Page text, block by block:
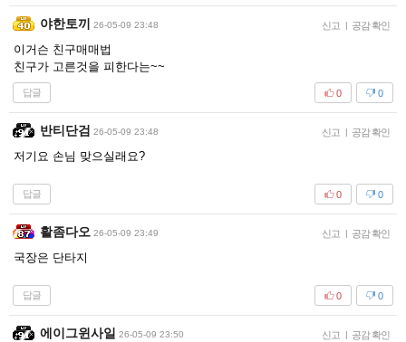
야한토끼 26-05-09 23:48 신고 | 공감 확인
이거슨 친구매매법
친구가 고른것을 피한다는~~
답글 0
0
반티단검 26-05-09 23:48 신고 | 공감 확인
저기요 손님 맞으실래요?
답글 0
0
활좀다오 26-05-09 23:49 신고 | 공감 확인
국장은 단타지
답글 0
0
에이그윈사일 26-05-09 23:50 신고 | 공감 확인